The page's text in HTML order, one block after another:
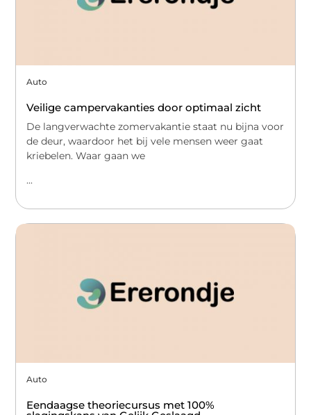
Auto
Veilige campervakanties door optimaal zicht
De langverwachte zomervakantie staat nu bijna voor
de deur, waardoor het bij vele mensen weer gaat
kriebelen. Waar gaan we
...
Auto
Eendaagse theoriecursus met 100%